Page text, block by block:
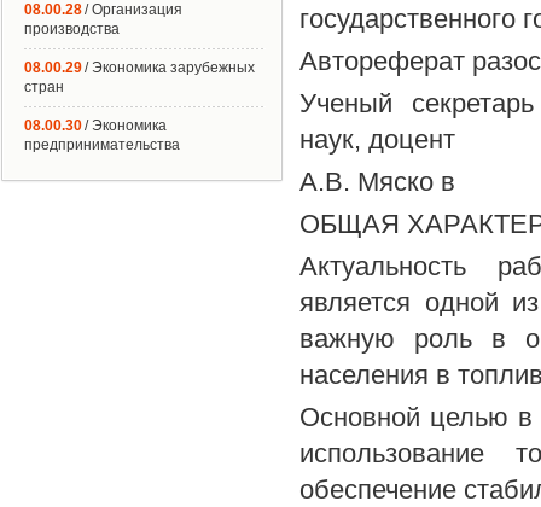
государственного
Автореферат
Ученый
наук, доцент
А.В. Мяско в
ОБЩАЯ
Актуальность
является одной
важную роль в
населения в
Основной целью в
использование
обеспечение
08.00.28/ Организация
производства
08.00.29/ Экономика зарубежных
стран
08.00.30/ Экономика
предпринимательства